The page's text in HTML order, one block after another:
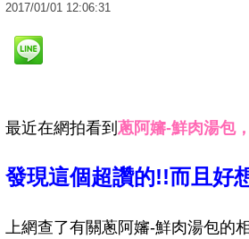
2017/01/01 12:06:31
最近在網拍看到 蔥阿嬸-鮮肉湯包，
發現這個超讚的!!而且好
上網查了有關蔥阿嬸-鮮肉湯包的